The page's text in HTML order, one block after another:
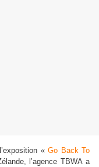
«Go Back To
l’agence TBWA a